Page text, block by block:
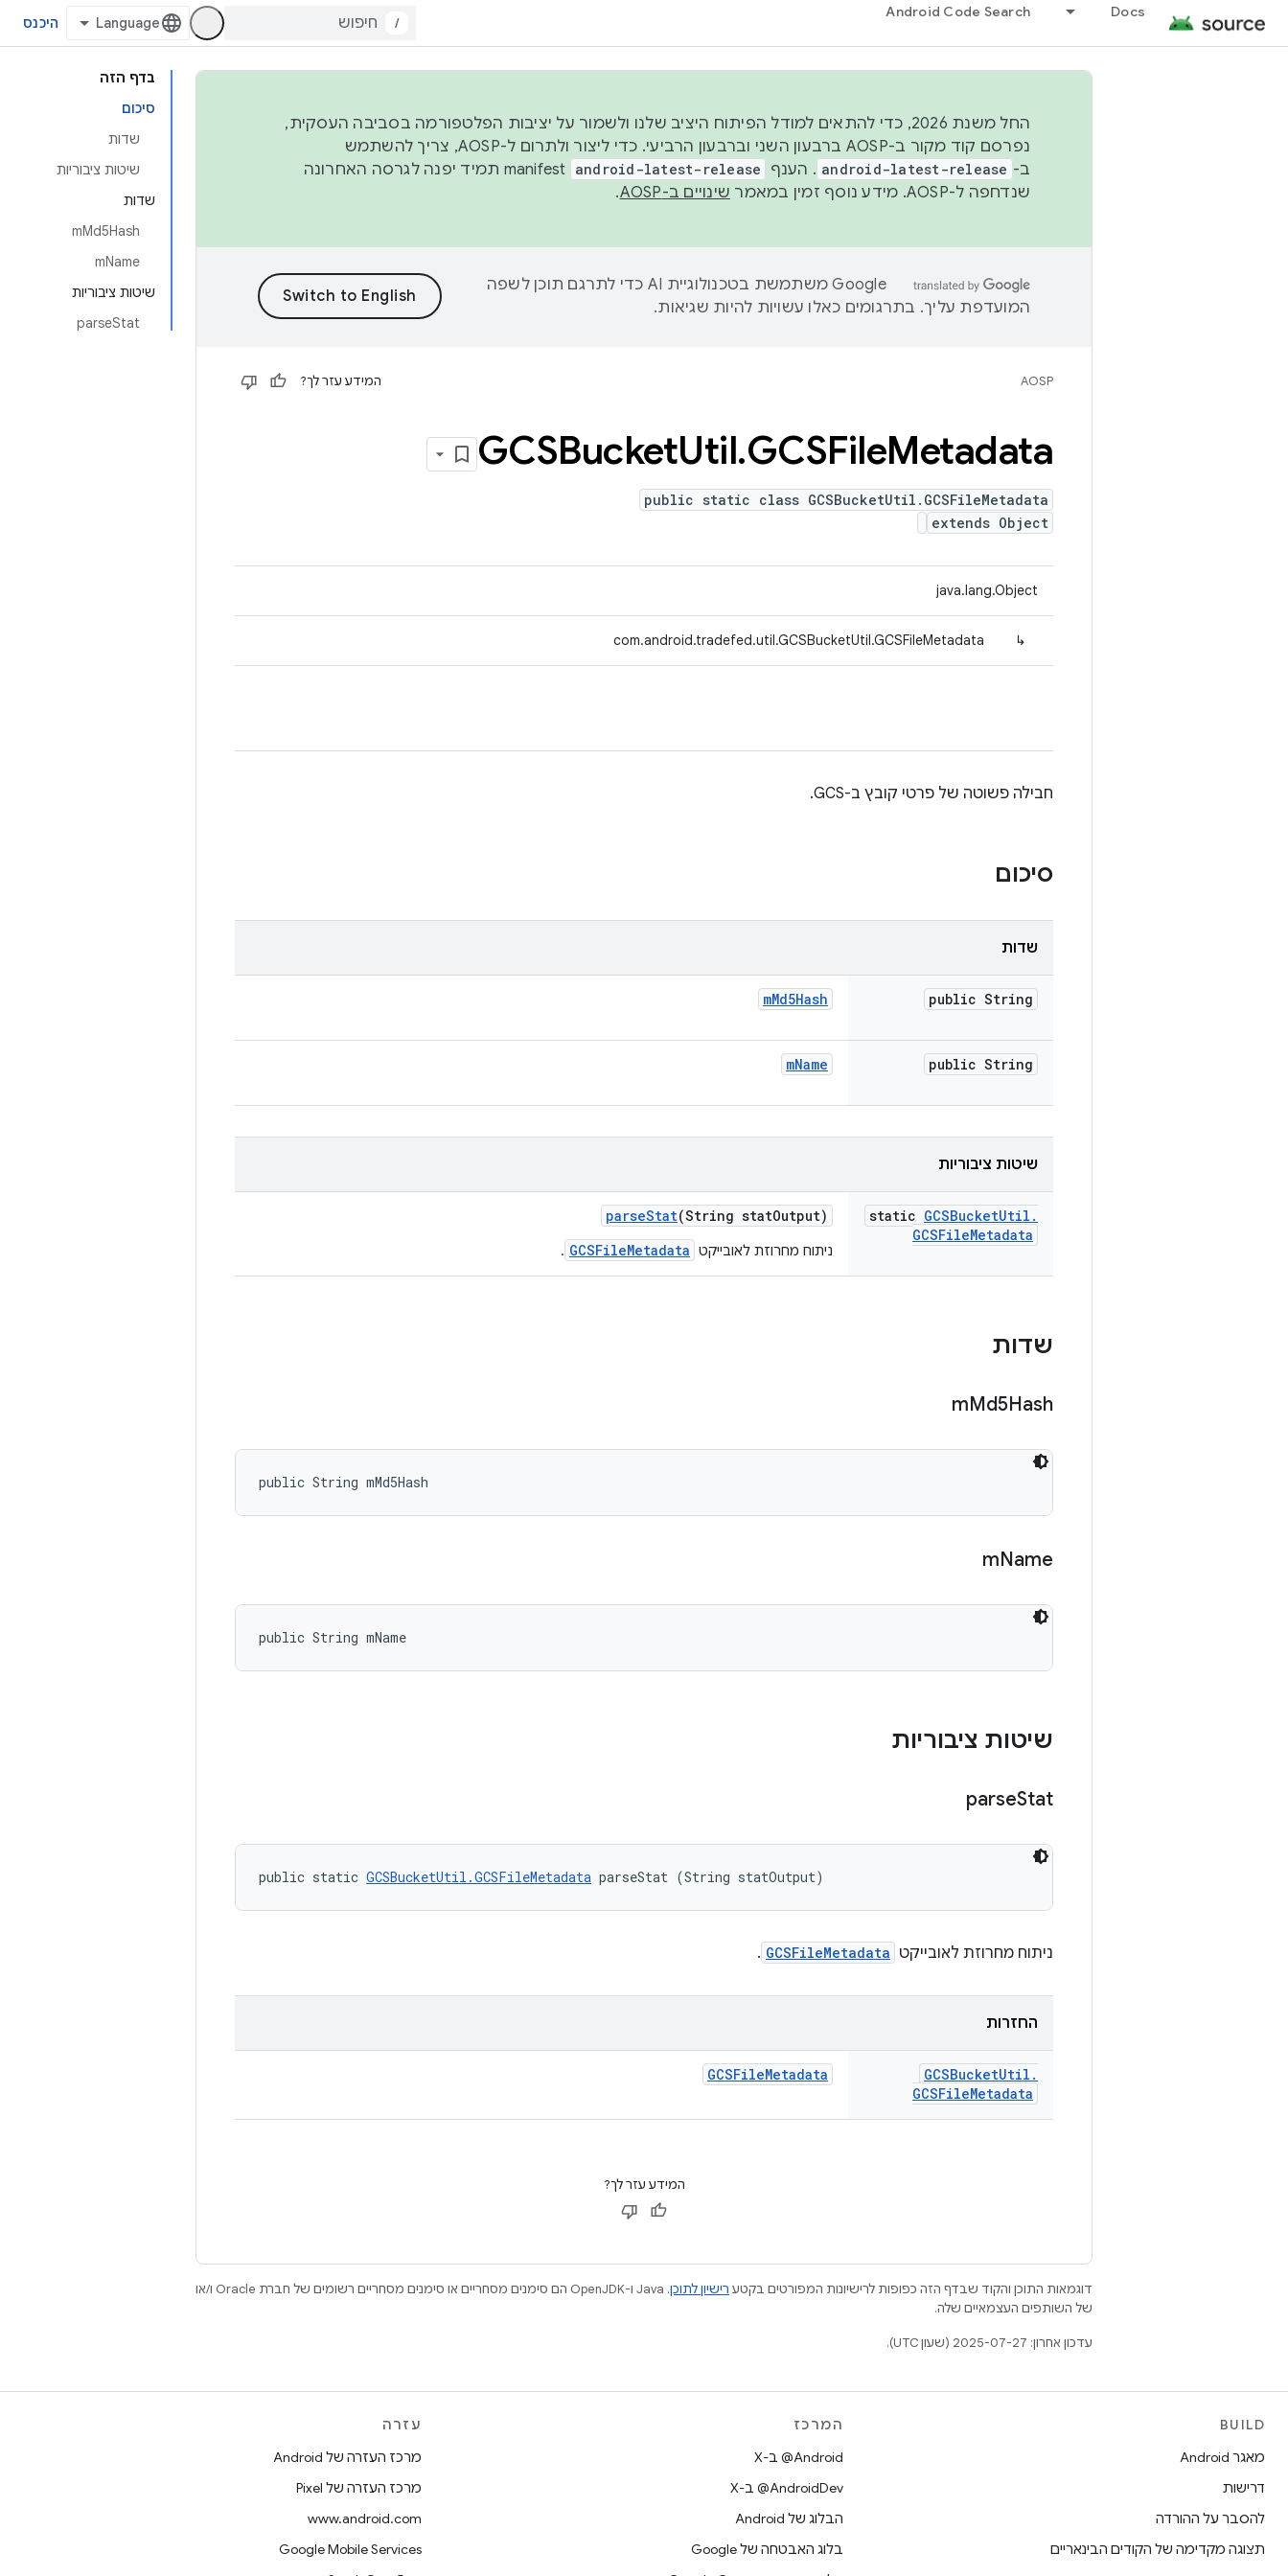
Docs
Android Code Search
/ היכנס
בדף הזה
סיכום
שדות
שיטות ציבוריות
שדות
mMd5Hash
mName
שיטות ציבוריות
parseStat
החל משנת 2026, כדי להתאים למודל הפיתוח היציב שלנו ולשמור על יציבות הפלטפורמה בסביבה העסקית,
נפרסם קוד מקור ב-AOSP ברבעון השני וברבעון הרביעי. כדי ליצור ולתרום ל-AOSP, צריך להשתמש
ב- android-latest-release . הענף android-latest-release
manifest תמיד יפנה לגרסה האחרונה
שנדחפה ל-AOSP. מידע נוסף זמין במאמר
שינויים ב-AOSP .
‫Google משתמשת בטכנולוגיית AI כדי לתרגם תוכן לשפה
המועדפת עליך. בתרגומים כאלו עשויות להיות שגיאות.
AOSP המידע עזר לך?
GCSBucketUtil.GCSFileMetadata
public static class GCSBucketUtil.GCSFileMetadata
extends Object
java.lang.Object
↳
com.android.tradefed.util.GCSBucketUtil.GCSFileMetadata
חבילה פשוטה של פרטי קובץ ב-GCS.
סיכום
שדות
public String
mMd5Hash
public String
mName
שיטות ציבוריות
static GCSBucketUtil .
GCSFileMetadata
parseStat(String statOutput)
ניתוח מחרוזת לאובייקט GCSFileMetadata
.
שדות
mMd5Hash
public String mMd5Hash
mName
public String mName
שיטות ציבוריות
parseStat
public static GCSBucketUtil.GCSFileMetadata parseStat (String statOutput)
ניתוח מחרוזת לאובייקט GCSFileMetadata
.
החזרות
GCSBucketUtil .
GCSFileMetadata
GCSFileMetadata
המידע עזר לך?
דוגמאות התוכן והקוד שבדף הזה כפופות לרישיונות המפורטים בקטע רישיון לתוכן
.‏ Java ו-OpenJDK הם סימנים מסחריים או סימנים מסחריים רשומים של חברת Oracle ו/או
של השותפים העצמאיים שלה.
עדכון אחרון: 2025-07-27 (שעון UTC).
BUILD
מאגר Android
דרישות
להסבר על ההורדה
תצוגה מקדימה של הקודים הבינאריים
המרכז
‫‎@Android ב-X
‫‎@AndroidDev ב-X
הבלוג של Android
בלוג האבטחה של Google
עזרה
מרכז העזרה של Android
מרכז העזרה של Pixel
www.android.com
Google Mobile Services